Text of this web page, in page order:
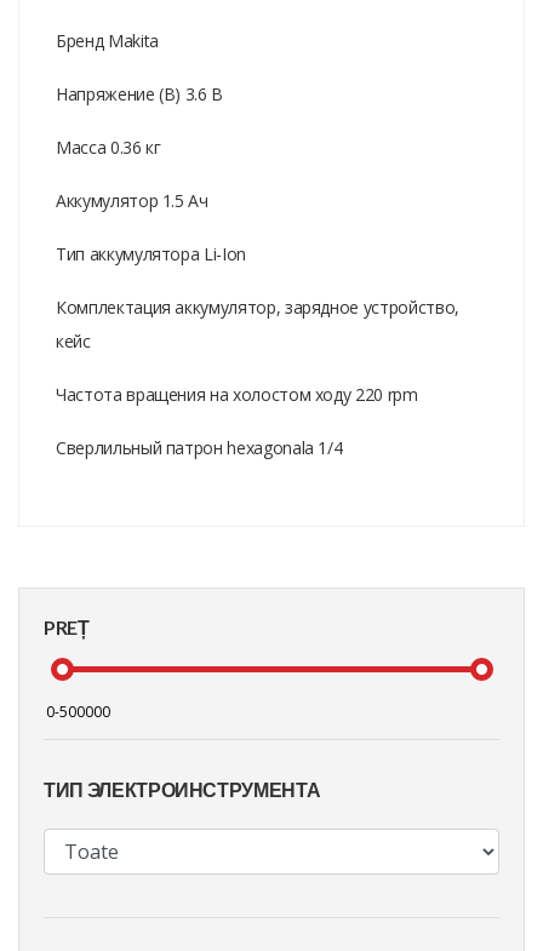
PREȚ
ТИП ЭЛЕКТРОИНСТРУМЕНТА
Бренд Makita
Напряжение (В) 3.6 В
Масса 0.36 кг
Аккумулятор 1.5 Ач
Тип аккумулятора Li-Ion
Комплектация аккумулятор, зарядное устройство,
кейс
Частота вращения на холостом ходу 220 rpm
Сверлильный патрон hexagonala 1/4